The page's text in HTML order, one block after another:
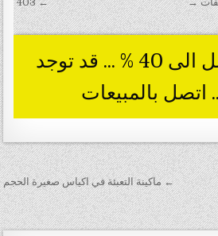
← ماكينة التعبئة في اكياس صغيرة الحجم